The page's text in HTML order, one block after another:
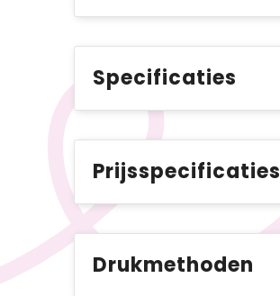
Specificaties
Prijsspecificaties
Drukmethoden